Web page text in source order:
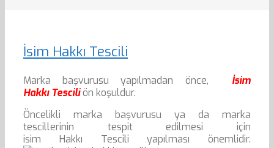
İsim Hakkı Tescili
Marka başvurusu yapılmadan önce, İsim
Hakkı Tesciliön koşuldur.
Öncelikli marka başvurusu ya da marka
tescillerinin tespit edilmesi için
isim Hakkı Tescili yapılması önemlidir.